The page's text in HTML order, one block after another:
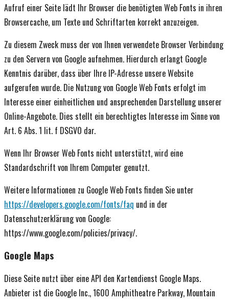
Aufruf einer Seite lädt Ihr Browser die benötigten Web Fonts in ihren
Browsercache, um Texte und Schriftarten korrekt anzuzeigen.
Zu diesem Zweck muss der von Ihnen verwendete Browser Verbindung
zu den Servern von Google aufnehmen. Hierdurch erlangt Google
Kenntnis darüber, dass über Ihre IP-Adresse unsere Website
aufgerufen wurde. Die Nutzung von Google Web Fonts erfolgt im
Interesse einer einheitlichen und ansprechenden Darstellung unserer
Online-Angebote. Dies stellt ein berechtigtes Interesse im Sinne von
Art. 6 Abs. 1 lit. f DSGVO dar.
Wenn Ihr Browser Web Fonts nicht unterstützt, wird eine
Standardschrift von Ihrem Computer genutzt.
Weitere Informationen zu Google Web Fonts finden Sie unter
https://developers.google.com/fonts/faq und in der
Datenschutzerklärung von Google:
https://www.google.com/policies/privacy/.
Google Maps
Diese Seite nutzt über eine API den Kartendienst Google Maps.
Anbieter ist die Google Inc., 1600 Amphitheatre Parkway, Mountain